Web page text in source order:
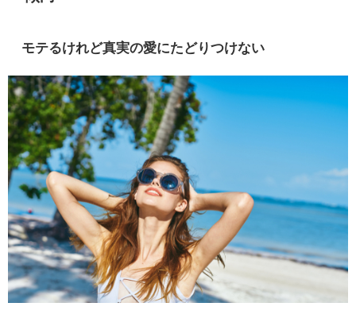
モテるけれど真実の愛にたどりつけない